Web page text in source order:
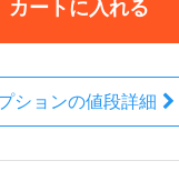
カートに入れる
ションの値段詳細